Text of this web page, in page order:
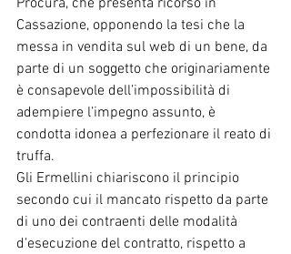
Cassazione, opponendo la tesi che la
messa in vendita sul web di un bene, da
parte di un soggetto che originariamente
è consapevole dell’impossibilità di
adempiere l’impegno assunto, è
condotta idonea a perfezionare il reato di
truffa.
Gli Ermellini chiariscono il principio
secondo cui il mancato rispetto da parte
di uno dei contraenti delle modalità
d'esecuzione del contratto, rispetto a